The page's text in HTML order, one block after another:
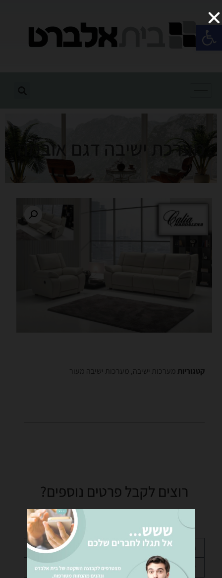
פתח סרגל נגישות
מערכת ישיבה דגם אובמה
קטגוריות מערכות ישיבה, מערכות ישיבה מעור
רוצים לקבל פרטים נוספים?
נציגינו ישמחו לעזור לכם… שלחו לנו הודעה!